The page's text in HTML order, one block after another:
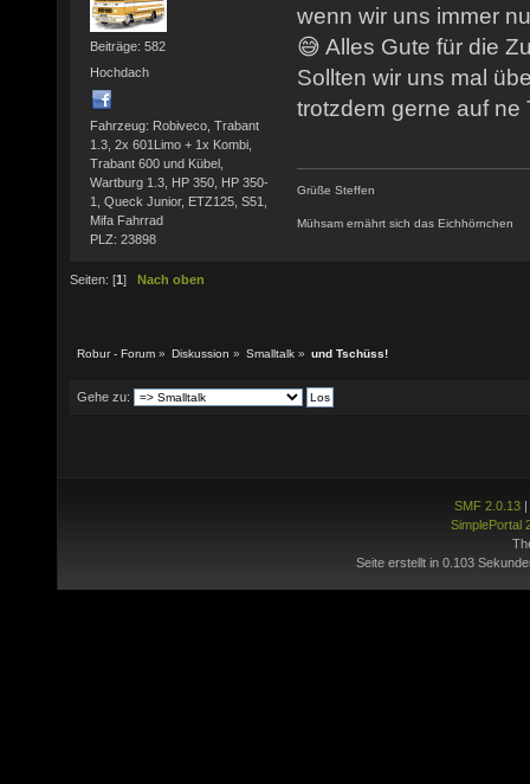
Beiträge: 582
Hochdach
Fahrzeug: Robiveco, Trabant
1.3, 2x 601Limo + 1x Kombi,
Trabant 600 und Kübel,
Wartburg 1.3, HP 350, HP 350-
1, Queck Junior, ETZ125, S51,
Mifa Fahrrad
PLZ: 23898
wenn wir uns immer
😅 Alles Gute für die
Sollten wir uns mal
trotzdem gerne auf ne
Grüße Steffen
Mühsam ernährt sich das Eichhörnchen
Seiten: [1 ] Nach oben
Robur - Forum » Diskussion » Smalltalk » und Tschüss!
Gehe zu:
SMF 2.0.13|
SimplePortal
Seite erstellt in 0.103